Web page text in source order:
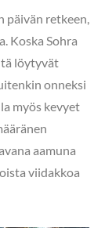
päivän retkeen,
Koska Sohra
löytyvät
onneksi
myös kevyet
aamuna
viidakkoa